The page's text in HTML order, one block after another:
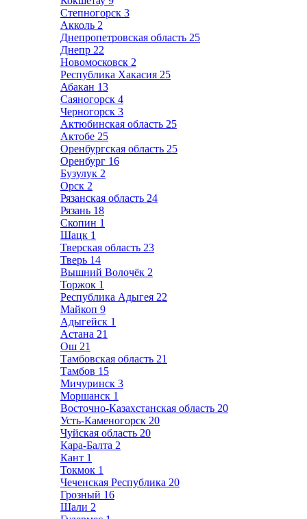
Степногорск 3
Акколь 2
Днепропетровская область 25
Днепр 22
Новомосковск 2
Республика Хакасия 25
Абакан 13
Саяногорск 4
Черногорск 3
Актюбинская область 25
Актобе 25
Оренбургская область 25
Оренбург 16
Бузулук 2
Орск 2
Рязанская область 24
Рязань 18
Скопин 1
Шацк 1
Тверская область 23
Тверь 14
Вышний Волочёк 2
Торжок 1
Республика Адыгея 22
Майкоп 9
Адыгейск 1
Астана 21
Ош 21
Тамбовская область 21
Тамбов 15
Мичуринск 3
Моршанск 1
Восточно-Казахстанская область 20
Усть-Каменогорск 20
Чуйская область 20
Кара-Балта 2
Кант 1
Токмок 1
Чеченская Республика 20
Грозный 16
Шали 2